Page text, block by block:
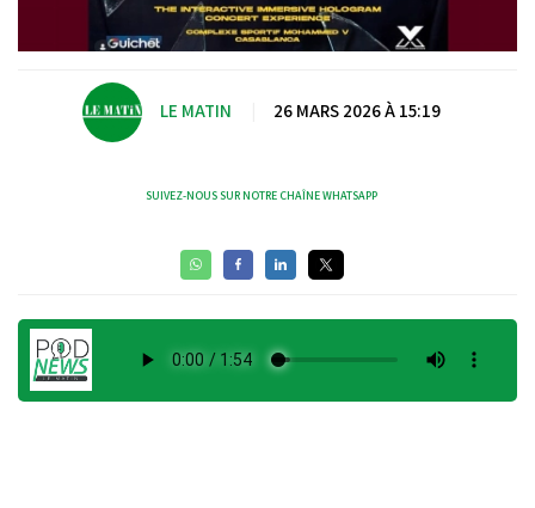
LE MATIN 26 MARS 2026 À 15:19
SUIVEZ-NOUS SUR NOTRE CHAÎNE WHATSAPP